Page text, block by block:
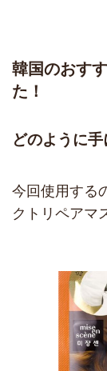
韓国のおす
た！
どのように
今回使用する
クトリペアマ